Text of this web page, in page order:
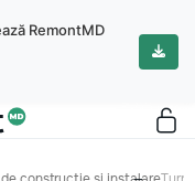
RemontMD